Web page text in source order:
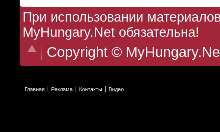
При использовании
MyHungary.Net обязательна!
Copyright ©
Главная Реклама Контакты Видео